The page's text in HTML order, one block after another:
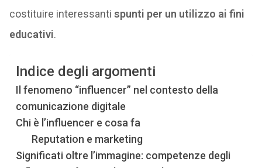
costituire interessanti spunti per un utilizzo ai fini
educativi.
Indice degli argomenti
Il fenomeno “influencer” nel contesto della
comunicazione digitale
Chi è l’influencer e cosa fa
Reputation e marketing
Significati oltre l’immagine: competenze degli